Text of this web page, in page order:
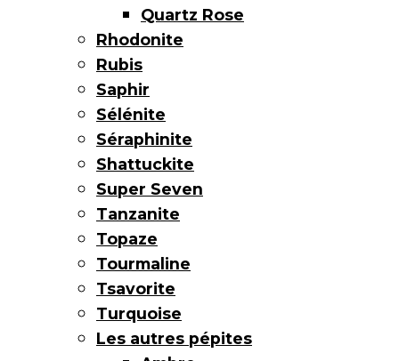
Quartz Rose
Rhodonite
Rubis
Saphir
Sélénite
Séraphinite
Shattuckite
Super Seven
Tanzanite
Topaze
Tourmaline
Tsavorite
Turquoise
Les autres pépites